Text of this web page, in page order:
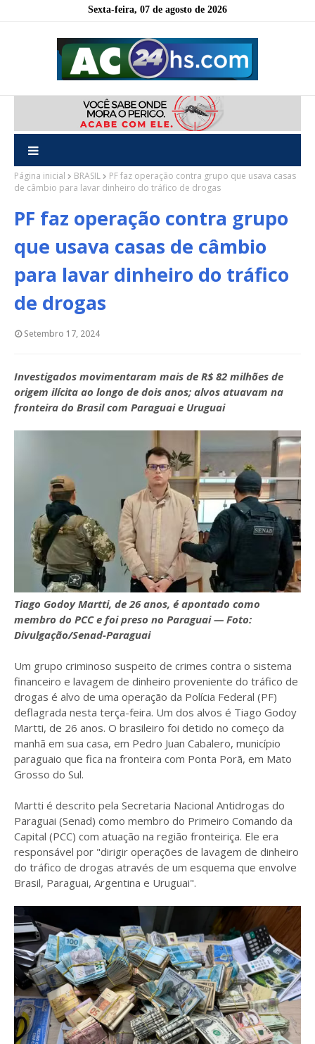
Sexta-feira, 07 de agosto de 2026
Página inicial BRASIL
PF faz operação contra grupo que usava casas
de câmbio para lavar dinheiro do tráfico de drogas
PF faz operação contra grupo
que usava casas de câmbio
para lavar dinheiro do tráfico
de drogas
Setembro 17, 2024
Investigados movimentaram mais de R$ 82 milhões de
origem ilícita ao longo de dois anos; alvos atuavam na
fronteira do Brasil com Paraguai e Uruguai
Tiago Godoy Martti, de 26 anos, é apontado como
membro do PCC e foi preso no Paraguai — Foto:
Divulgação/Senad-Paraguai
Um grupo criminoso suspeito de crimes contra o sistema
financeiro e lavagem de dinheiro proveniente do tráfico de
drogas é alvo de uma operação da Polícia Federal (PF)
deflagrada nesta terça-feira. Um dos alvos é Tiago Godoy
Martti, de 26 anos. O brasileiro foi detido no começo da
manhã em sua casa, em Pedro Juan Cabalero, município
paraguaio que fica na fronteira com Ponta Porã, em Mato
Grosso do Sul.
Martti é descrito pela Secretaria Nacional Antidrogas do
Paraguai (Senad) como membro do Primeiro Comando da
Capital (PCC) com atuação na região fronteiriça. Ele era
responsável por "dirigir operações de lavagem de dinheiro
do tráfico de drogas através de um esquema que envolve
Brasil, Paraguai, Argentina e Uruguai".